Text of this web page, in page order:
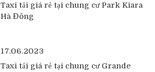
Taxi tải giá rẻ tại chung cư Park Kiara
Hà Đông
17.06.2023
Taxi tải giá rẻ tại chung cư Grande